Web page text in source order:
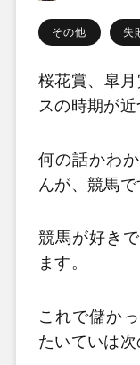
その他 失
桜花賞、皐
スの時期が近
何の話かわ
んが、競馬で
競馬が好き
ます。
これで儲か
たいていは次